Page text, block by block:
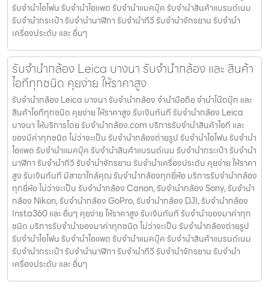
รับจํานําไอโฟน รับจํานําไอแพด รับจํานําแมคบุ๊ค รับจํานําสินค้าแบรนด์เนม
รับจํานํากระเป๋า รับจํานํานาฬิกา รับจํานําทีวี รับจํานําจักรยาน รับจํานํา
เครื่องประดับ และ อื่นๆ
รับจำนำกล้อง Leica บางนา รับจํานํากล้อง และ สินค้า
ไอทีทุกชนิด คุยง่าย ให้ราคาสูง
รับจำนำกล้อง Leica บางนา รับจํานํากล้อง จำนำมือถือ จำนำโน๊ตบุ๊ก และ
สินค้าไอทีทุกชนิด คุยง่าย ให้ราคาสูง รับเงินทันที รับจำนำกล้อง Leica
บางนา ให้บริการโดย รับจํานํากล้อง.com บริการรับจํานําสินค้าไอที และ
ของมีค่าทุกชนิด ไม่ว่าจะเป็น รับจํานํากล้องถ่ายรูป รับจํานําไอโฟน รับจํานํา
ไอแพด รับจํานําแมคบุ๊ค รับจํานําสินค้าแบรนด์เนม รับจํานํากระเป๋า รับจํานํา
นาฬิกา รับจํานําทีวี รับจํานําจักรยาน รับจํานําเครื่องประดับ คุยง่าย ให้ราคา
สูง รับเงินทันที มีสาขาใกล้คุณ รับจำนำกล้องทุกยี่ห้อ บริการรับจำนำกล้อง
ทุกยี่ห้อ ไม่ว่าจะเป็น รับจำนำกล้อง Canon, รับจำนำกล้อง Sony, รับจำนำ
กล้อง Nikon, รับจำนำกล้อง GoPro, รับจำนำกล้อง DJI, รับจำนำกล้อง
Insta360 และ อื่นๆ คุยง่าย ให้ราคาสูง รับเงินทันที รับจำนำของมาค่าทุก
ชนิด บริการรับจำนำของมาค่าทุกชนิด ไม่ว่าจะเป็น รับจํานํากล้องถ่ายรูป
รับจํานําไอโฟน รับจํานําไอแพด รับจํานําแมคบุ๊ค รับจํานําสินค้าแบรนด์เนม
รับจํานํากระเป๋า รับจํานํานาฬิกา รับจํานําทีวี รับจํานําจักรยาน รับจํานํา
เครื่องประดับ และ อื่นๆ